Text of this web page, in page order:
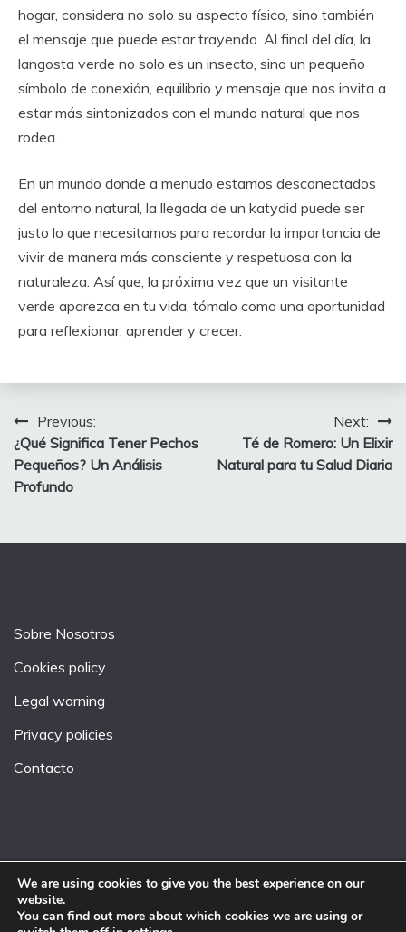
hogar, considera no solo su aspecto físico, sino también
el mensaje que puede estar trayendo. Al final del día, la
langosta verde no solo es un insecto, sino un pequeño
símbolo de conexión, equilibrio y mensaje que nos invita a
estar más sintonizados con el mundo natural que nos
rodea.
En un mundo donde a menudo estamos desconectados
del entorno natural, la llegada de un katydid puede ser
justo lo que necesitamos para recordar la importancia de
vivir de manera más consciente y respetuosa con la
naturaleza. Así que, la próxima vez que un visitante
verde aparezca en tu vida, tómalo como una oportunidad
para reflexionar, aprender y crecer.
Post
navigation
Previous:
¿Qué Significa Tener Pechos
Pequeños? Un Análisis
Profundo
Next:
Té de Romero: Un Elixir
Natural para tu Salud Diaria
Sobre Nosotros
Cookies policy
Legal warning
Privacy policies
Contacto
Proudly powered by WordPress
Theme: Fairy by
We are using cookies to give you the best experience on our
website.
You can find out more about which cookies we are using or